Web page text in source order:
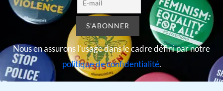
Nous en assurons l’usage dans le cadre défini par notre
politique de confidentialité.